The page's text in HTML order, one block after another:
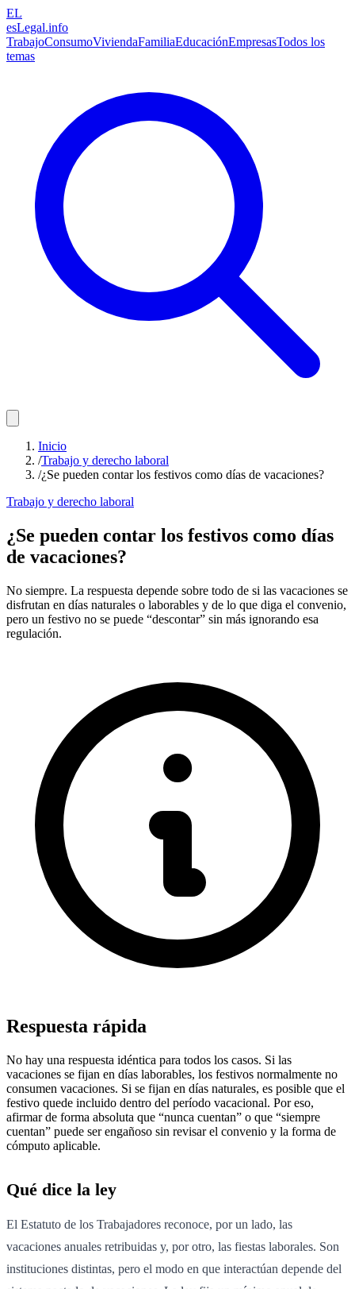
EL
esLegal.info
TrabajoConsumoViviendaFamiliaEducaciónEmpresasTodos los
temas
Inicio
/Trabajo y derecho laboral
/¿Se pueden contar los festivos como días de vacaciones?
Trabajo y derecho laboral
¿Se pueden contar los festivos como días
de vacaciones?
No siempre. La respuesta depende sobre todo de si las vacaciones se
disfrutan en días naturales o laborables y de lo que diga el convenio,
pero un festivo no se puede “descontar” sin más ignorando esa
regulación.
Respuesta rápida
No hay una respuesta idéntica para todos los casos. Si las
vacaciones se fijan en días laborables, los festivos normalmente no
consumen vacaciones. Si se fijan en días naturales, es posible que el
festivo quede incluido dentro del período vacacional. Por eso,
afirmar de forma absoluta que “nunca cuentan” o que “siempre
cuentan” puede ser engañoso sin revisar el convenio y la forma de
cómputo aplicable.
Qué dice la ley
El Estatuto de los Trabajadores reconoce, por un lado, las
vacaciones anuales retribuidas y, por otro, las fiestas laborales. Son
instituciones distintas, pero el modo en que interactúan depende del